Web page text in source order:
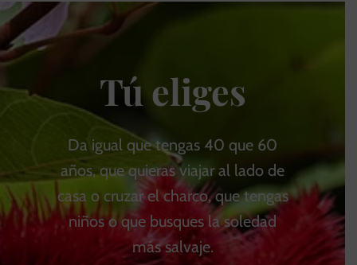
Tú eliges
Da igual que tengas 40 que 60
años, que quieras viajar al lado de
casa o cruzar el charco, que tengas
niños o que busques la soledad
más salvaje.